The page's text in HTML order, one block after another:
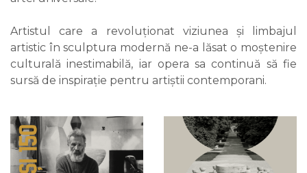
Artistul care a revoluționat viziunea și limbajul
artistic în sculptura modernă ne-a lăsat o moștenire
culturală inestimabilă, iar opera sa continuă să fie
sursă de inspirație pentru artiștii contemporani.